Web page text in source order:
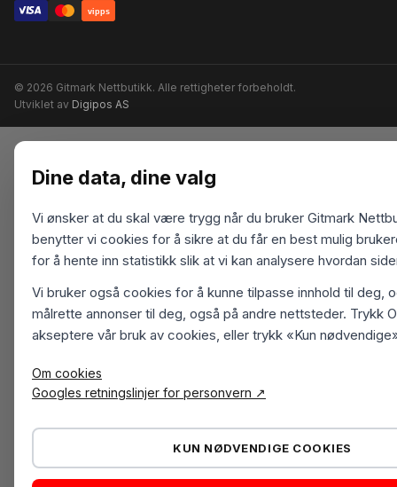
vipps
© 2026 Gitmark Nettbutikk. Alle rettigheter forbeholdt.
Utviklet av Digipos AS
Dine data, dine valg
Vi ønsker at du skal være trygg når du bruker Gitmark
benytter vi cookies for å sikre at du får en best mulig
for å hente inn statistikk slik at vi kan analysere hvordan
Vi bruker også cookies for å kunne tilpasse innhold til deg,
målrette annonser til deg, også på andre nettsteder. Trykk
akseptere vår bruk av cookies, eller trykk «Kun
Om cookies
Googles retningslinjer for personvern ↗
KUN NØDVENDIGE COOKIES